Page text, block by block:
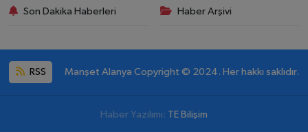
Son Dakika Haberleri Haber Arşivi
RSS Manşet Alanya Copyright © 2024. Her hakkı saklıdır.
Haber Yazılımı: TE Bilişim